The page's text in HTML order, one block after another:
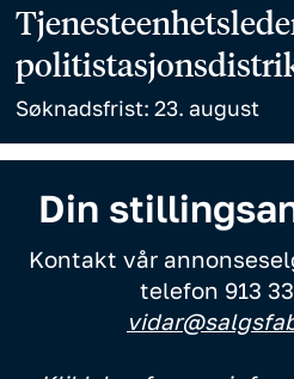
Søknadsfrist: 23. august
Din
Kontakt vår
telefon 913